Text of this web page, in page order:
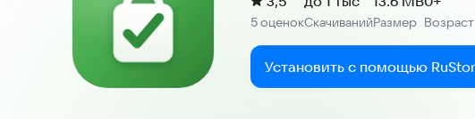
Рейтинг:
5 оценокСкачиванийРазмер Возраст
Установить с помощью